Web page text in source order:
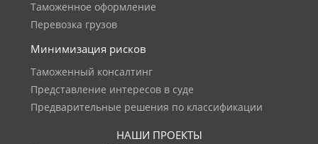
Таможенное оформление
Перевозка грузов
Минимизация рисков
Таможенный консалтинг
Представление интересов в суде
Предварительные решения по классификации
НАШИ ПРОЕКТЫ